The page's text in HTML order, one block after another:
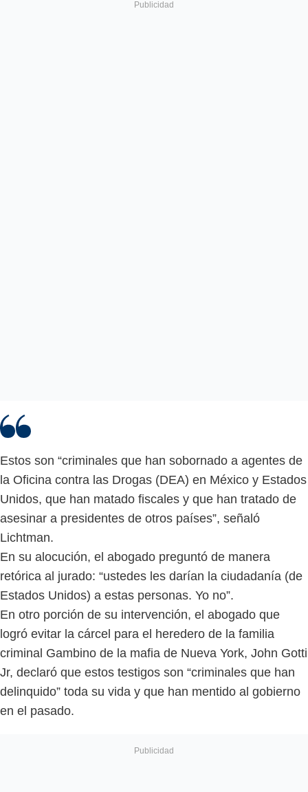
Estos son “criminales que han sobornado a agentes de
la Oficina contra las Drogas (DEA) en México y Estados
Unidos, que han matado fiscales y que han tratado de
asesinar a presidentes de otros países”, señaló
Lichtman.
En su alocución, el abogado preguntó de manera
retórica al jurado: “ustedes les darían la ciudadanía (de
Estados Unidos) a estas personas. Yo no”.
En otro porción de su intervención, el abogado que
logró evitar la cárcel para el heredero de la familia
criminal Gambino de la mafia de Nueva York, John Gotti
Jr, declaró que estos testigos son “criminales que han
delinquido” toda su vida y que han mentido al gobierno
en el pasado.